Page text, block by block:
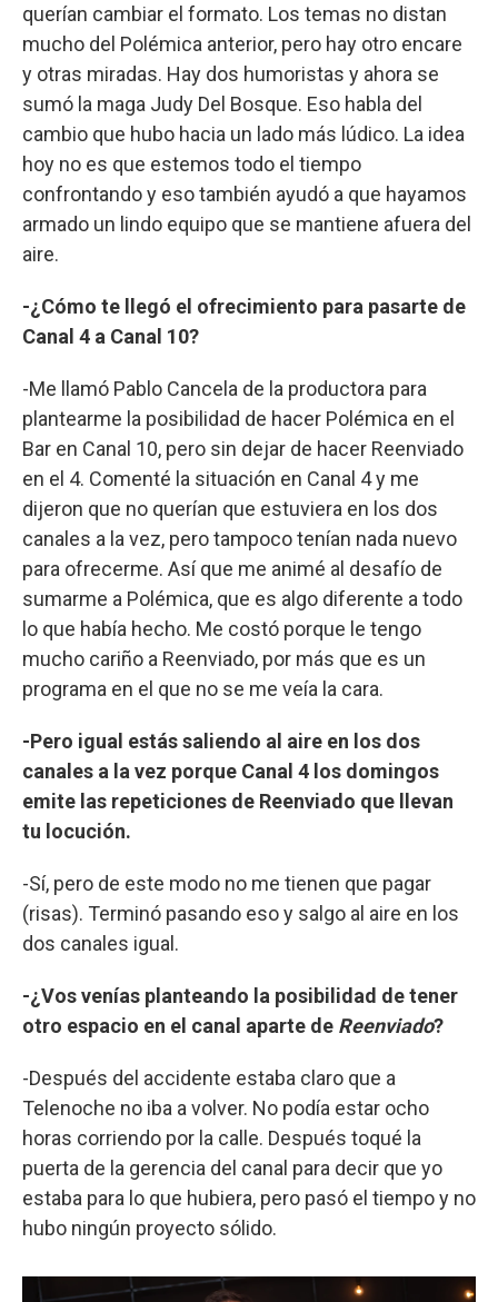
querían cambiar el formato. Los temas no distan
mucho del Polémica anterior, pero hay otro encare
y otras miradas. Hay dos humoristas y ahora se
sumó la maga Judy Del Bosque. Eso habla del
cambio que hubo hacia un lado más lúdico. La idea
hoy no es que estemos todo el tiempo
confrontando y eso también ayudó a que hayamos
armado un lindo equipo que se mantiene afuera del
aire.
-¿Cómo te llegó el ofrecimiento para pasarte de
Canal 4 a Canal 10?
-Me llamó Pablo Cancela de la productora para
plantearme la posibilidad de hacer Polémica en el
Bar en Canal 10, pero sin dejar de hacer Reenviado
en el 4. Comenté la situación en Canal 4 y me
dijeron que no querían que estuviera en los dos
canales a la vez, pero tampoco tenían nada nuevo
para ofrecerme. Así que me animé al desafío de
sumarme a Polémica, que es algo diferente a todo
lo que había hecho. Me costó porque le tengo
mucho cariño a Reenviado, por más que es un
programa en el que no se me veía la cara.
-Pero igual estás saliendo al aire en los dos
canales a la vez porque Canal 4 los domingos
emite las repeticiones de Reenviado que llevan
tu locución.
-Sí, pero de este modo no me tienen que pagar
(risas). Terminó pasando eso y salgo al aire en los
dos canales igual.
-¿Vos venías planteando la posibilidad de tener
otro espacio en el canal aparte de Reenviado?
-Después del accidente estaba claro que a
Telenoche no iba a volver. No podía estar ocho
horas corriendo por la calle. Después toqué la
puerta de la gerencia del canal para decir que yo
estaba para lo que hubiera, pero pasó el tiempo y no
hubo ningún proyecto sólido.